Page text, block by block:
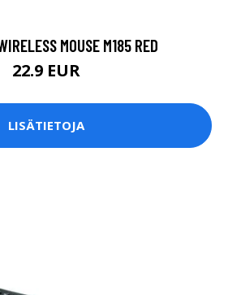
MOUSE M185 RED
22.9 EUR
LISÄTIETOJA